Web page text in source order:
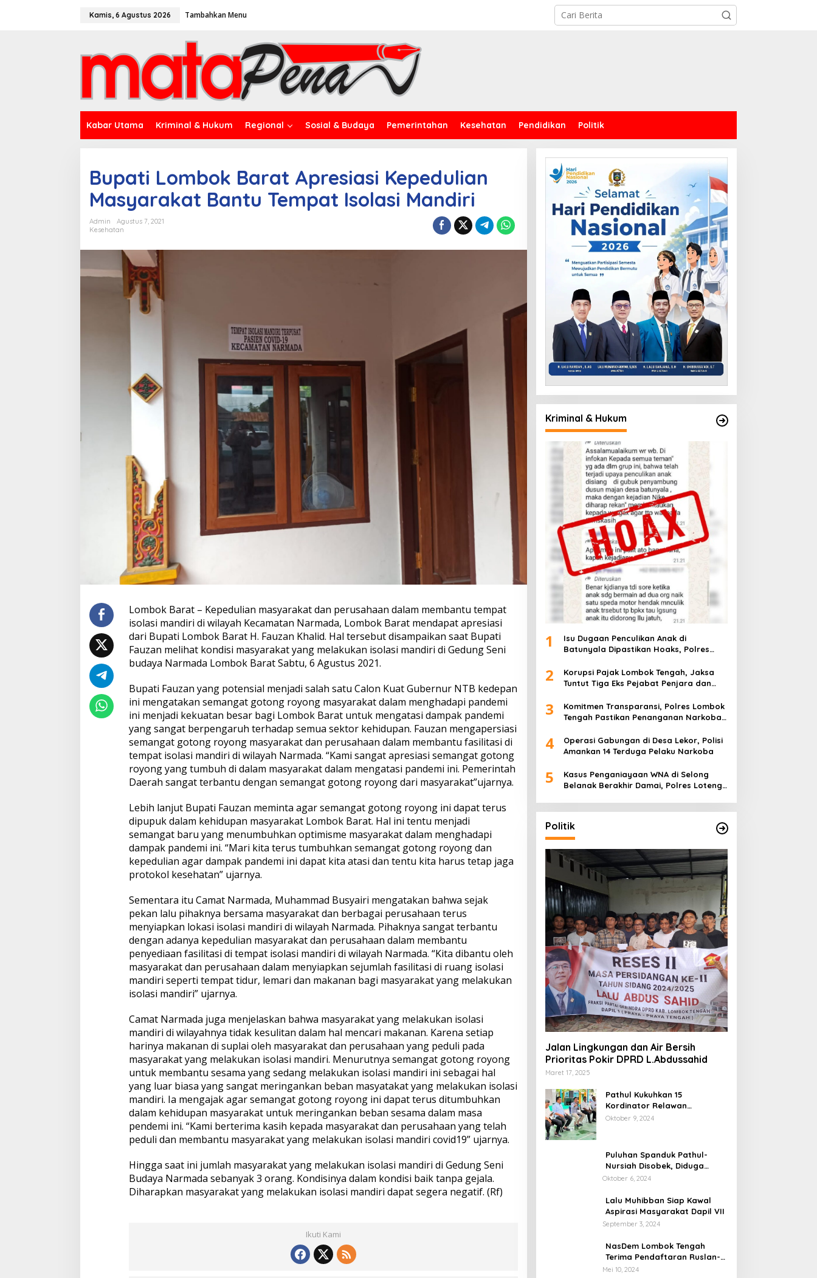
Kamis, 6 Agustus 2026 Tambahkan Menu
Kabar Utama Kriminal & Hukum Regional Sosial & Budaya Pemerintahan Kesehatan Pendidikan Politik
Bupati Lombok Barat Apresiasi Kepedulian
Masyarakat Bantu Tempat Isolasi Mandiri
Admin
Agustus 7, 2021
Kesehatan
Lombok Barat – Kepedulian masyarakat dan perusahaan dalam membantu tempat
isolasi mandiri di wilayah Kecamatan Narmada, Lombok Barat mendapat apresiasi
dari Bupati Lombok Barat H. Fauzan Khalid. Hal tersebut disampaikan saat Bupati
Fauzan melihat kondisi masyarakat yang melakukan isolasi mandiri di Gedung Seni
budaya Narmada Lombok Barat Sabtu, 6 Agustus 2021.
Bupati Fauzan yang potensial menjadi salah satu Calon Kuat Gubernur NTB kedepan
ini mengatakan semangat gotong royong masyarakat dalam menghadapi pandemi
ini menjadi kekuatan besar bagi Lombok Barat untuk mengatasi dampak pandemi
yang sangat berpengaruh terhadap semua sektor kehidupan. Fauzan mengapersiasi
semangat gotong royong masyarakat dan perusahaan dalam membantu fasilitasi di
tempat isolasi mandiri di wilayah Narmada. “Kami sangat apresiasi semangat gotong
royong yang tumbuh di dalam masyarakat dalam mengatasi pandemi ini. Pemerintah
Daerah sangat terbantu dengan semangat gotong royong dari masyarakat”ujarnya.
Lebih lanjut Bupati Fauzan meminta agar semangat gotong royong ini dapat terus
dipupuk dalam kehidupan masyarakat Lombok Barat. Hal ini tentu menjadi
semangat baru yang menumbuhkan optimisme masyarakat dalam menghadapi
dampak pandemi ini. “Mari kita terus tumbuhkan semangat gotong royong dan
kepedulian agar dampak pandemi ini dapat kita atasi dan tentu kita harus tetap jaga
protokol kesehatan” ujarnya.
Sementara itu Camat Narmada, Muhammad Busyairi mengatakan bahwa sejak
pekan lalu pihaknya bersama masyarakat dan berbagai perusahaan terus
menyiapkan lokasi isolasi mandiri di wilayah Narmada. Pihaknya sangat terbantu
dengan adanya kepedulian masyarakat dan perusahaan dalam membantu
penyediaan fasilitasi di tempat isolasi mandiri di wilayah Narmada. “Kita dibantu oleh
masyarakat dan perusahaan dalam menyiapkan sejumlah fasilitasi di ruang isolasi
mandiri seperti tempat tidur, lemari dan makanan bagi masyarakat yang melakukan
isolasi mandiri” ujarnya.
Camat Narmada juga menjelaskan bahwa masyarakat yang melakukan isolasi
mandiri di wilayahnya tidak kesulitan dalam hal mencari makanan. Karena setiap
harinya makanan di suplai oleh masyarakat dan perusahaan yang peduli pada
masyarakat yang melakukan isolasi mandiri. Menurutnya semangat gotong royong
untuk membantu sesama yang sedang melakukan isolasi mandiri ini sebagai hal
yang luar biasa yang sangat meringankan beban masyatakat yang melakukan isolasi
mandiri. Ia mengajak agar semangat gotong royong ini dapat terus ditumbuhkan
dalam kehidupan masyarakat untuk meringankan beban sesama dalam masa
pendemi ini. “Kami berterima kasih kepada masyarakat dan perusahaan yang telah
peduli dan membantu masyarakat yang melakukan isolasi mandiri covid19” ujarnya.
Hingga saat ini jumlah masyarakat yang melakukan isolasi mandiri di Gedung Seni
Budaya Narmada sebanyak 3 orang. Kondisinya dalam kondisi baik tanpa gejala.
Diharapkan masyarakat yang melakukan isolasi mandiri dapat segera negatif. (Rf)
Ikuti Kami
Kriminal & Hukum
1
Isu Dugaan Penculikan Anak di
Batunyala Dipastikan Hoaks, Polres
2
Korupsi Pajak Lombok Tengah, Jaksa
Tuntut Tiga Eks Pejabat Penjara dan
3
Komitmen Transparansi, Polres Lombok
Tengah Pastikan Penanganan Narkoba
4
Operasi Gabungan di Desa Lekor, Polisi
Amankan 14 Terduga Pelaku Narkoba
5
Kasus Penganiayaan WNA di Selong
Belanak Berakhir Damai, Polres Loteng
Politik
Jalan Lingkungan dan Air Bersih
Prioritas Pokir DPRD L.Abdussahid
Maret 17, 2025
Pathul Kukuhkan 15
Kordinator Relawan
Desa/Keluaran Se Kecamatan
Oktober 9, 2024
Puluhan Spanduk Pathul-
Nursiah Disobek, Diduga
Dilakukan Oknum pada
Oktober 6, 2024
Lalu Muhibban Siap Kawal
Aspirasi Masyarakat Dapil VII
September 3, 2024
NasDem Lombok Tengah
Terima Pendaftaran Ruslan-
Masrun
Mei 10, 2024